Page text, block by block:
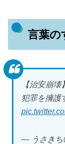
言葉の
【治安崩
犯罪を擁護
— うさきち